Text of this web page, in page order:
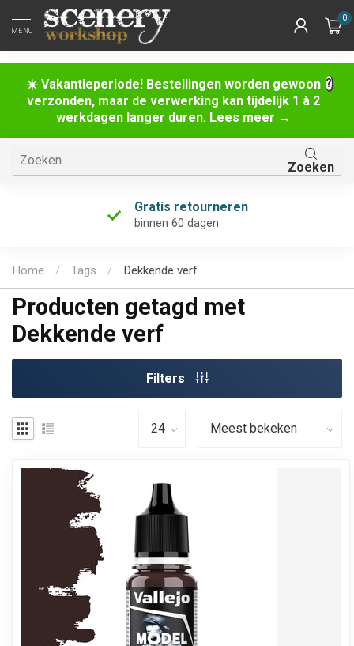
☀️ Vakantieperiode! Bestellingen worden gewoon
verzonden, maar de verwerking kan tijdelijk 1 à 2
werkdagen langer duren. Lees meer →
MENU
0
Zoeken
Gratis retourneren
binnen 60 dagen
Home / Tags / Dekkende verf
Producten getagd met
Dekkende verf
Filters